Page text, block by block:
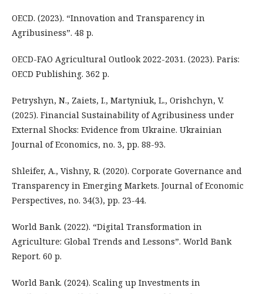
OECD. (2023). “Innovation and Transparency in
Agribusiness”. 48 p.
OECD-FAO Agricultural Outlook 2022-2031. (2023). Paris:
OECD Publishing. 362 p.
Petryshyn, N., Zaiets, I., Martyniuk, L., Orishchyn, V.
(2025). Financial Sustainability of Agribusiness under
External Shocks: Evidence from Ukraine. Ukrainian
Journal of Economics, no. 3, pp. 88-93.
Shleifer, A., Vishny, R. (2020). Corporate Governance and
Transparency in Emerging Markets. Journal of Economic
Perspectives, no. 34(3), pp. 23-44.
World Bank. (2022). “Digital Transformation in
Agriculture: Global Trends and Lessons”. World Bank
Report. 60 p.
World Bank. (2024). Scaling up Investments in